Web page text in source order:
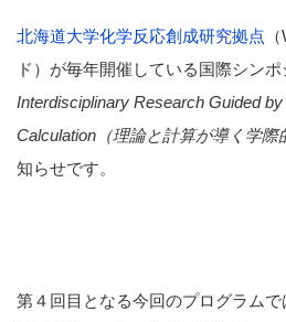
北海道大学化学反応創成研究拠点
ド）が毎年開催している国際シンポ
Interdisciplinary Research Guided
Calculation（理論と計算が導く学際
知らせです。
第４回目となる今回のプログラム